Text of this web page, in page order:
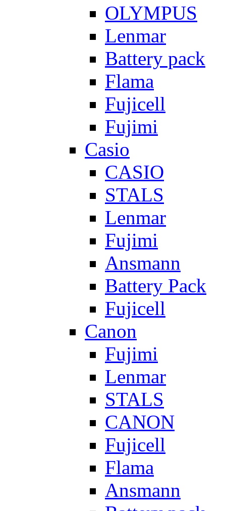
OLYMPUS
Lenmar
Battery pack
Flama
Fujicell
Fujimi
Casio
CASIO
STALS
Lenmar
Fujimi
Ansmann
Battery Pack
Fujicell
Canon
Fujimi
Lenmar
STALS
CANON
Fujicell
Flama
Ansmann